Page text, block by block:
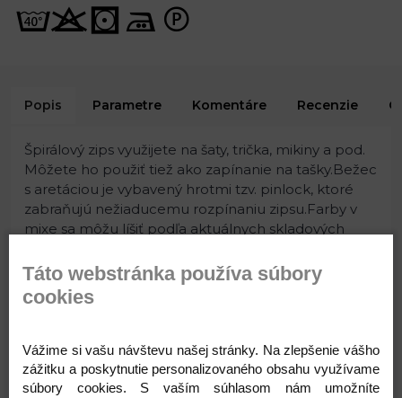
Popis Parametre Komentáre Recenzie
Špirálový zips využijete na šaty, trička, mikiny a pod.
Môžete ho použiť tiež ako zapínanie na tašky.Bežec
s aretáciou je vybavený hrotmi tzv. pinlock, ktoré
zabraňujú nežiaducemu rozpínaniu zipsu.Farby v
mixe sa môžu líšiť podľa aktuálnych skladových
Zloženie: plast, polyester 100%, kov ktorý
nekoroduje - dá sa prať
Celková šírka zipsu: 2,6 cm
Varianty
Táto webstránka používa súbory
cookies
Vážime si vašu návštevu našej stránky. Na zlepšenie vášho
zážitku a poskytnutie personalizovaného obsahu využívame
súbory cookies. S vaším súhlasom nám umožníte